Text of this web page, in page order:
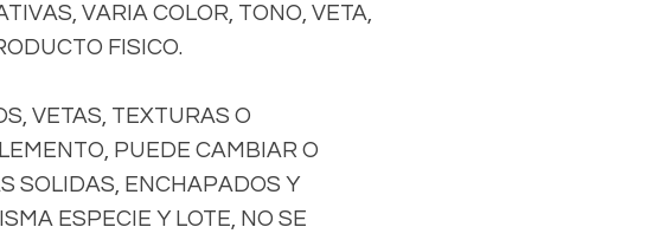
VARIA COLOR, TONO, VETA,
FISICO.
VETAS, TEXTURAS O
PUEDE CAMBIAR O
SOLIDAS, ENCHAPADOS Y
ESPECIE Y LOTE, NO SE